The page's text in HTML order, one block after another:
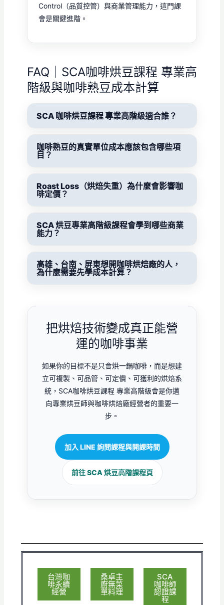
Control（品質控管）與商業管理能力，這門課
會是關鍵進階。
FAQ｜SCA咖啡烘豆課程 專業高
階級與咖啡熟豆成本計算
SCA 咖啡烘豆課程 專業高階級適合誰？
咖啡熟豆的真實單位成本應該包含哪些項
目？
Roast Loss（烘焙失重）為什麼會影響咖
啡定價？
SCA 烘豆專業高階級課程會學到哪些商業
能力？
高雄、台南、屏東想開咖啡烘焙廠的人，
為什麼需要先學成本計算？
把烘焙技術變成真正能營
運的咖啡事業
如果你的目標不是只會烘一鍋咖啡，而是想建
立可複製、可品管、可定價、可獲利的烘焙系
統，SCA咖啡烘豆課程 專業高階級會是你邁
向專業烘豆師與咖啡烘焙廠經營者的重要一
步。
加入 LINE 詢問課程與開課時間
前往 SCA 烘豆高階課程頁
台灣咖
啡永續
經營
桑卓主
廚無菜
單料理
SCA
咖啡師
認證課
程